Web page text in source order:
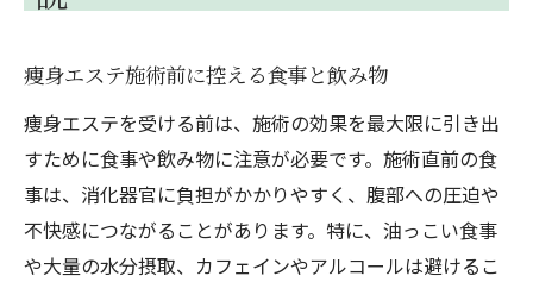
痩身エステ施術前に控える食事と飲み物
痩身エステを受ける前は、施術の効果を最大限に引き出
すために食事や飲み物に注意が必要です。施術直前の食
事は、消化器官に負担がかかりやすく、腹部への圧迫や
不快感につながることがあります。特に、油っこい食事
や大量の水分摂取、カフェインやアルコールは避けるこ